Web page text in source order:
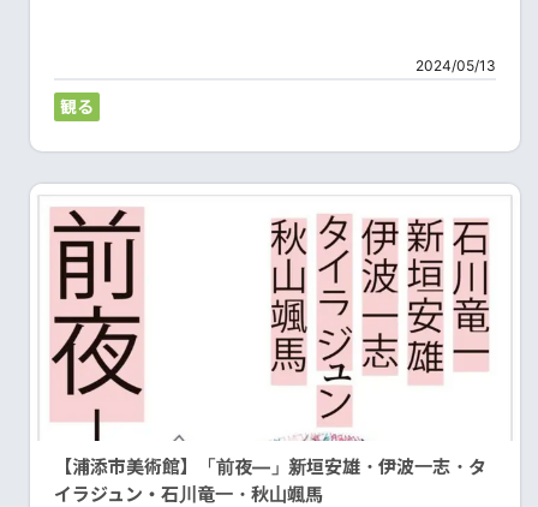
2024/05/13
観る
【浦添市美術館】「前夜―」新垣安雄・伊波一志・タ
イラジュン・石川竜一・秋山颯馬